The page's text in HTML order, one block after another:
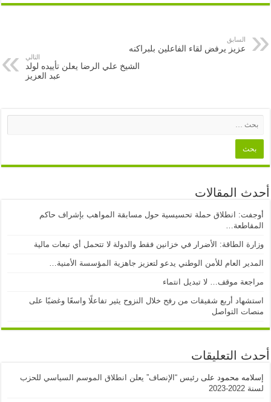
السابق
عزيز يرفض لقاء الفاعلين بلبراكنه
التالي
الشيخ علي الرضا يعلن تأييده لولد
عبد العزيز
أحدث المقالات
أوجفت: انطلاق حملة تحسيسية حول مسابقة المواهب بإشراف حاكم
المقاطعة…
وزارة الطاقة: الأضرار في خزانين فقط والدولة لا تتحمل أي تبعات مالية
المدير العام للأمن الوطني يدعو لتعزيز جاهزية المؤسسة الأمنية…
مراجعة موقف… لا تبديل انتماء
استشهاد أربع شقيقات من رفح خلال النزوح يثير تفاعلًا واسعًا وغضبًا على
منصات التواصل
أحدث التعليقات
إسلامه محمود علىرئيس “الإنصاف” يعلن انطلاق الموسم السياسي للحزب
لسنة 2022-2023